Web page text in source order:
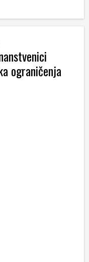
ograničenja